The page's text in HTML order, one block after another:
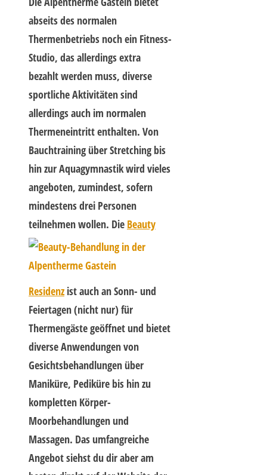
abseits des normalen
Thermenbetriebs noch ein Fitness-
Studio, das allerdings extra
bezahlt werden muss, diverse
sportliche Aktivitäten sind
allerdings auch im normalen
Thermeneintritt enthalten. Von
Bauchtraining über Stretching bis
hin zur Aquagymnastik wird vieles
angeboten, zumindest, sofern
mindestens drei Personen
teilnehmen wollen. Die Beauty
Residenzist auch an Sonn- und
Feiertagen (nicht nur) für
Thermengäste geöffnet und bietet
diverse Anwendungen von
Gesichtsbehandlungen über
Maniküre, Pediküre bis hin zu
kompletten Körper-
Moorbehandlungen und
Massagen. Das umfangreiche
Angebot siehst du dir aber am